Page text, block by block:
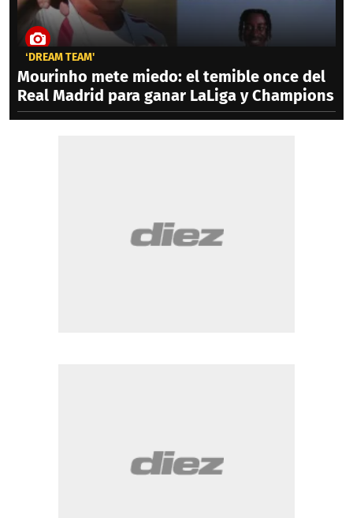
‘DREAM TEAM'
Mourinho mete miedo: el temible once del
Real Madrid para ganar LaLiga y Champions